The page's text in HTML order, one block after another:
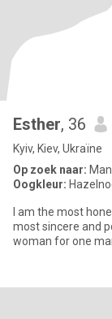
Esther, 36
Kyiv, Kiev, Ukraïne
Op zoek naar:
Oogkleur:
I am the most
most sincere and
woman for one